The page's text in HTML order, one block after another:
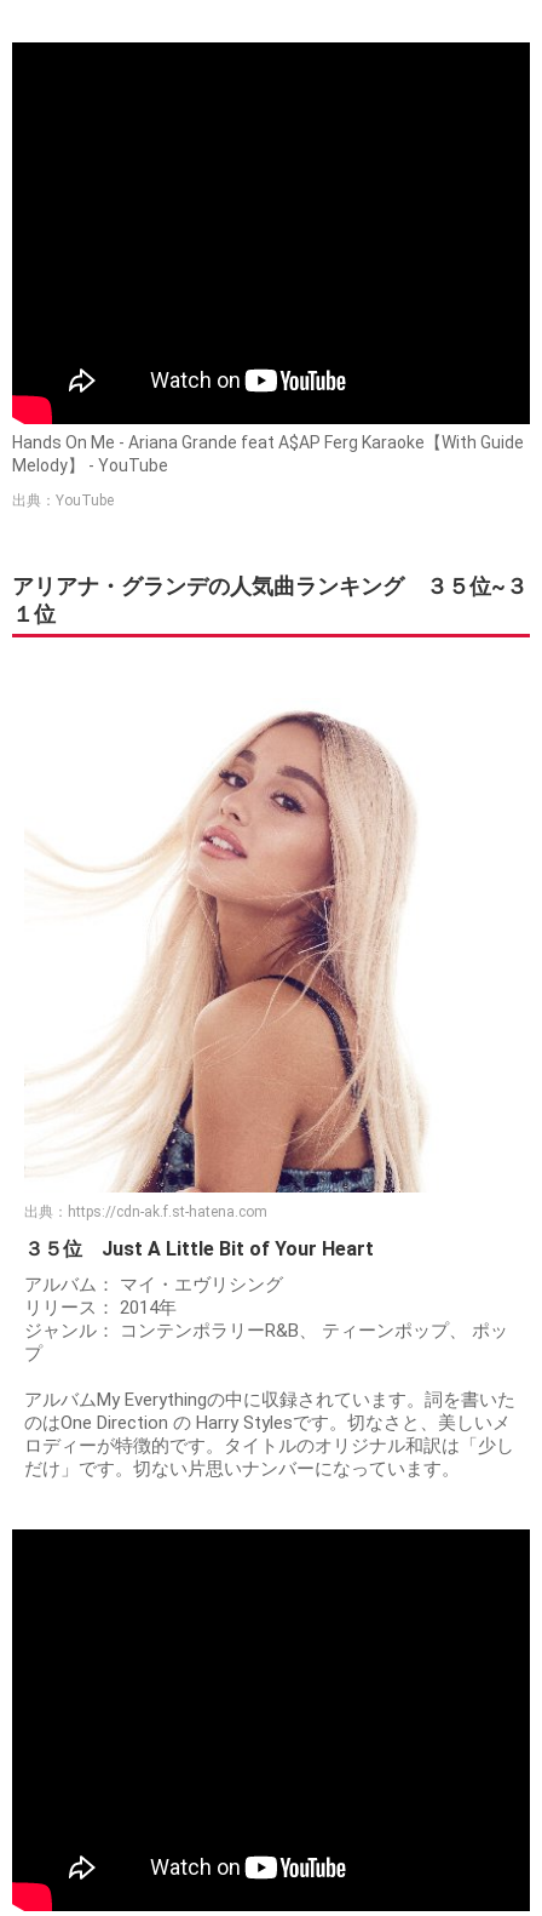
Hands On Me - Ariana Grande feat A$AP Ferg Karaoke【With Guide
Melody】 - YouTube
出典：YouTube
アリアナ・グランデの人気曲ランキング ３５位~３
１位
出典： https://cdn-ak.f.st-hatena.com
３５位 Just A Little Bit of Your Heart
アルバム： マイ・エヴリシング
リリース： 2014年
ジャンル： コンテンポラリーR&B、 ティーンポップ、 ポッ
プ
アルバムMy Everythingの中に収録されています。詞を書いた
のはOne Direction の Harry Stylesです。切なさと、美しいメ
ロディーが特徴的です。タイトルのオリジナル和訳は「少し
だけ」です。切ない片思いナンバーになっています。